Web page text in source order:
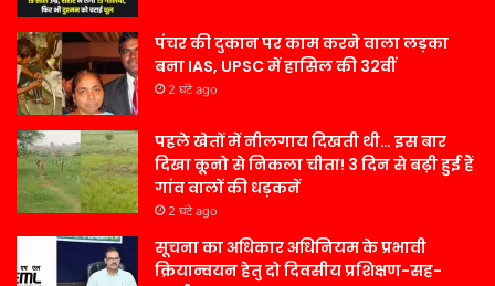
पंचर की दुकान पर काम करने वाला लड़का
बना IAS, UPSC में हासिल की 32वीं
2 घंटे ago
पहले खेतों में नीलगाय दिखती थी… इस बार
दिखा कूनो से निकला चीता! 3 दिन से बढ़ी हुई हैं
गांव वालों की धड़कनें
2 घंटे ago
सूचना का अधिकार अधिनियम के प्रभावी
क्रियान्वयन हेतु दो दिवसीय प्रशिक्षण-सह-